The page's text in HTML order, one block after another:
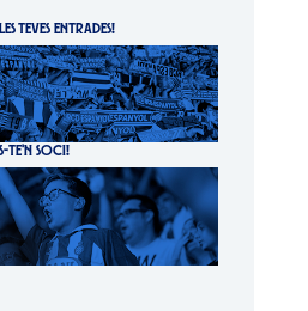
TEVES ENTRADES!
TE'N SOCI!